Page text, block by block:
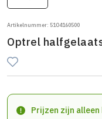
Artikelnummer: 51O4160500
Optrel
Prijzen zijn